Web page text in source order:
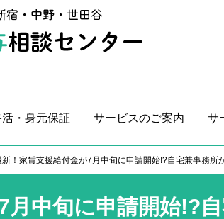
新宿相続・生
活・身元保証 サービスのご案内 サ
！家賃支援給付金が7月中旬に申請開始!?自宅兼事務所
月中旬に申請開始!?